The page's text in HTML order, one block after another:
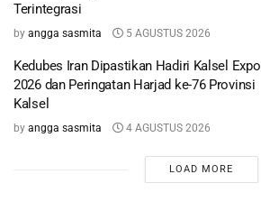
Terintegrasi
by angga sasmita 5 AGUSTUS 2026
Kedubes Iran Dipastikan Hadiri Kalsel Expo
2026 dan Peringatan Harjad ke-76 Provinsi
Kalsel
by angga sasmita 4 AGUSTUS 2026
LOAD MORE